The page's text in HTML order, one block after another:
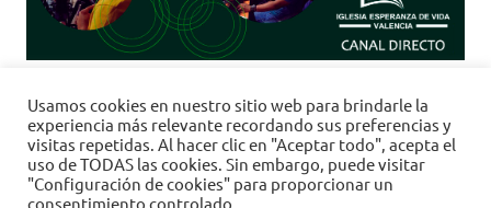
en Directo:"Domingo a las 11:30h.
Usamos cookies en nuestro sitio web para brindarle la
experiencia más relevante recordando sus preferencias y
visitas repetidas. Al hacer clic en "Aceptar todo", acepta el
uso de TODAS las cookies. Sin embargo, puede visitar
"Configuración de cookies" para proporcionar un
consentimiento controlado.